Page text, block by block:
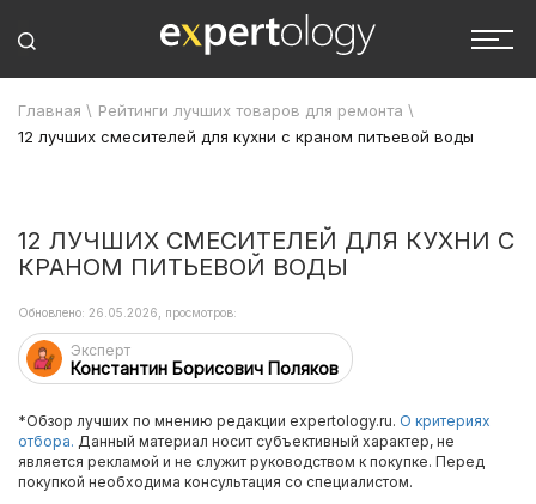
Главная \ Рейтинги лучших товаров для ремонта \
12 лучших смесителей для кухни с краном питьевой воды
12 ЛУЧШИХ СМЕСИТЕЛЕЙ ДЛЯ КУХНИ С
КРАНОМ ПИТЬЕВОЙ ВОДЫ
Эксперт
Константин Борисович Поляков
Обновлено: 26.05.2026, просмотров:
*Обзор лучших по мнению редакции expertology.ru. О критериях
отбора. Данный материал носит субъективный характер, не
является рекламой и не служит руководством к покупке. Перед
покупкой необходима консультация со специалистом.